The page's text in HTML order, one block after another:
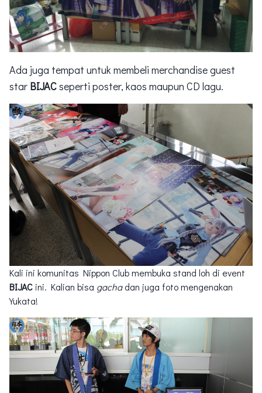
Ada juga tempat untuk membeli merchandise guest
star BIJACseperti poster, kaos maupun CD lagu.
Kali ini komunitas Nippon Club membuka stand loh di event
BIJAC ini. Kalian bisa gachadan juga foto mengenakan
Yukata!